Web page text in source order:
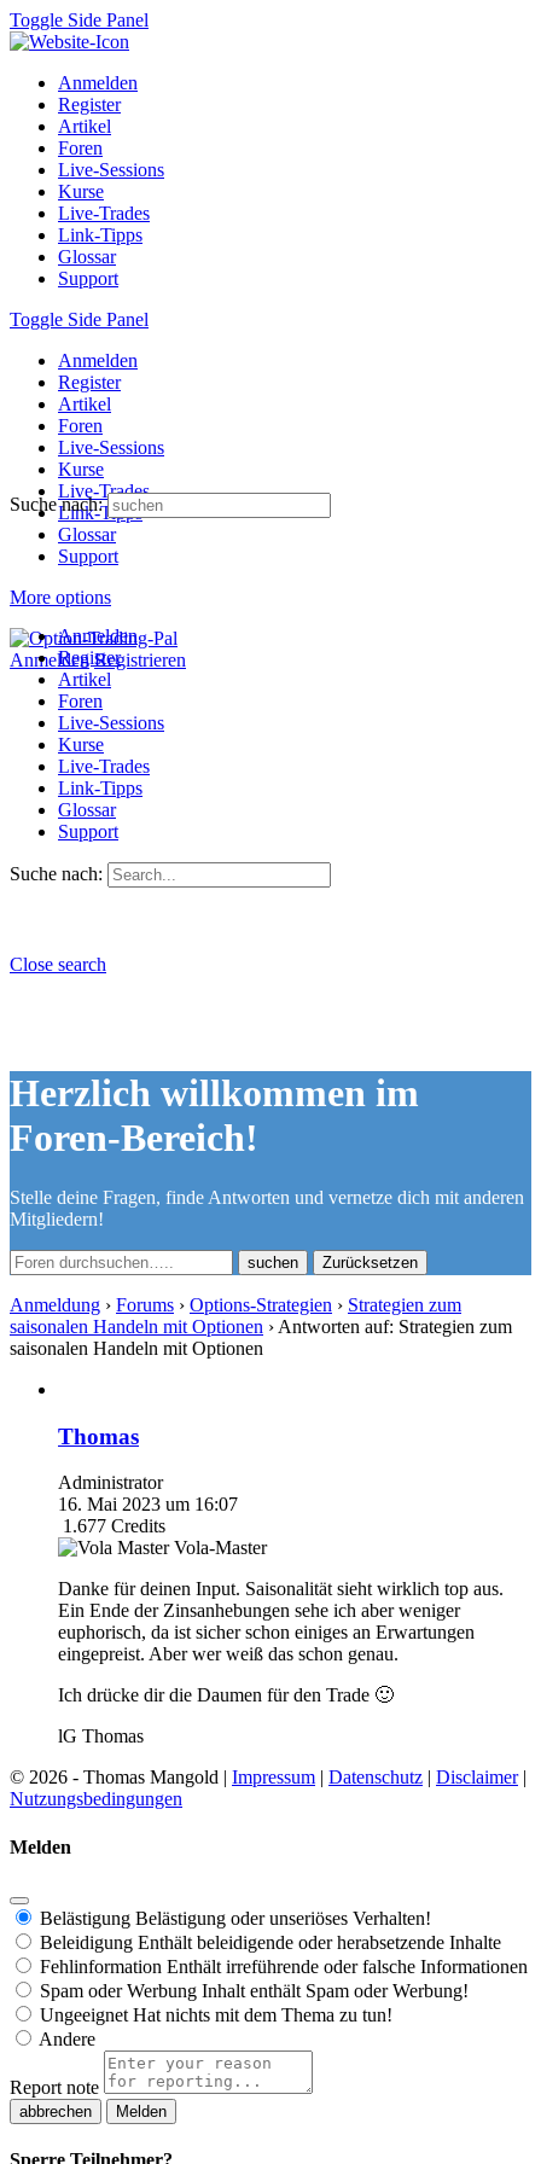
Toggle Side Panel
Anmelden
Register
Artikel
Foren
Live-Sessions
Kurse
Live-Trades
Link-Tipps
Glossar
Support
Toggle Side Panel
Anmelden
Register
Artikel
Foren
Live-Sessions
Kurse
Live-Trades
Link-Tipps
Glossar
Support
More options
Anmelden Registrieren
Suche nach:
Anmelden
Register
Artikel
Foren
Live-Sessions
Kurse
Live-Trades
Link-Tipps
Glossar
Support
Suche nach:
Close search
Herzlich willkommen im
Foren-Bereich!
Stelle deine Fragen, finde Antworten und vernetze dich mit anderen
Mitgliedern!
Zurücksetzen
Anmeldung › Forums › Options-Strategien › Strategien zum
saisonalen Handeln mit Optionen › Antworten auf: Strategien zum
saisonalen Handeln mit Optionen
Thomas
Administrator
16. Mai 2023 um 16:07
1.677 Credits
Vola-Master
Danke für deinen Input. Saisonalität sieht wirklich top aus.
Ein Ende der Zinsanhebungen sehe ich aber weniger
euphorisch, da ist sicher schon einiges an Erwartungen
eingepreist. Aber wer weiß das schon genau.
Ich drücke dir die Daumen für den Trade 🙂
lG Thomas
© 2026 - Thomas Mangold | Impressum | Datenschutz | Disclaimer|
Nutzungsbedingungen
Melden
Belästigung Belästigung oder unseriöses Verhalten!
Beleidigung Enthält beleidigende oder herabsetzende Inhalte
Fehlinformation Enthält irreführende oder falsche Informationen
Spam oder Werbung Inhalt enthält Spam oder Werbung!
Ungeeignet Hat nichts mit dem Thema zu tun!
Andere
Report note
Melden